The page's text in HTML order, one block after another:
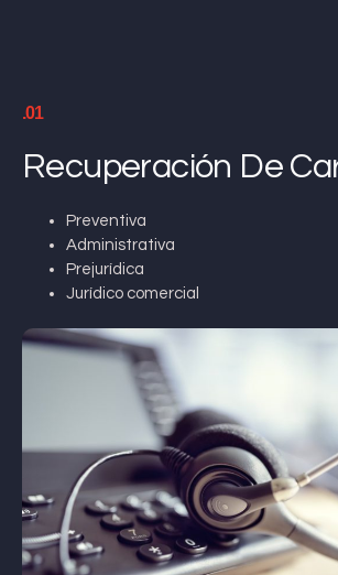
.01
Recuperación De
Preventiva
Administrativa
Prejurídica
Jurídico comercial